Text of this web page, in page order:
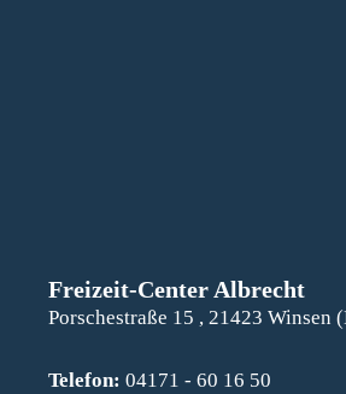
Freizeit-Center Albrecht
Porschestraße 15 , 21423 Winsen
Telefon: 04171 - 60 16 50